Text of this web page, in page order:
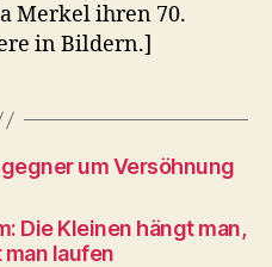
Merkel ihren 70.
in Bildern.]
um Versöhnung
Die Kleinen hängt man,
man laufen